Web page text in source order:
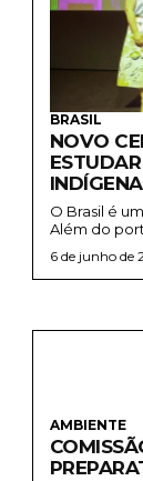
BRASIL
NOVO
O Brasil é
Além do
6 de junho de
AMBIENTE